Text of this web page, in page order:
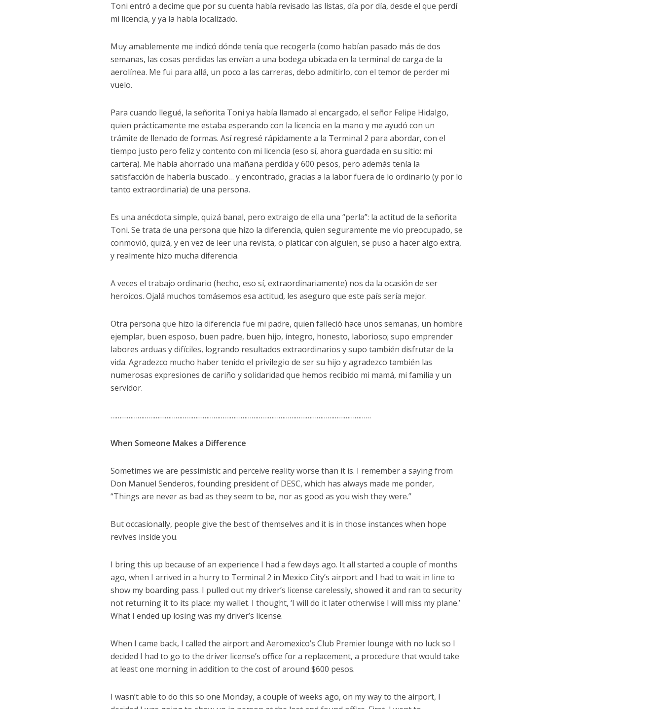
Toni entró a decime que por su cuenta había revisado las listas, día por día, desde el que perdí
mi licencia, y ya la había localizado.
Muy amablemente me indicó dónde tenía que recogerla (como habían pasado más de dos
semanas, las cosas perdidas las envían a una bodega ubicada en la terminal de carga de la
aerolínea. Me fui para allá, un poco a las carreras, debo admitirlo, con el temor de perder mi
vuelo.
Para cuando llegué, la señorita Toni ya había llamado al encargado, el señor Felipe Hidalgo,
quien prácticamente me estaba esperando con la licencia en la mano y me ayudó con un
trámite de llenado de formas. Así regresé rápidamente a la Terminal 2 para abordar, con el
tiempo justo pero feliz y contento con mi licencia (eso sí, ahora guardada en su sitio: mi
cartera). Me había ahorrado una mañana perdida y 600 pesos, pero además tenía la
satisfacción de haberla buscado… y encontrado, gracias a la labor fuera de lo ordinario (y por lo
tanto extraordinaria) de una persona.
Es una anécdota simple, quizá banal, pero extraigo de ella una “perla”: la actitud de la señorita
Toni. Se trata de una persona que hizo la diferencia, quien seguramente me vio preocupado, se
conmovió, quizá, y en vez de leer una revista, o platicar con alguien, se puso a hacer algo extra,
y realmente hizo mucha diferencia.
A veces el trabajo ordinario (hecho, eso sí, extraordinariamente) nos da la ocasión de ser
heroicos. Ojalá muchos tomásemos esa actitud, les aseguro que este país sería mejor.
Otra persona que hizo la diferencia fue mi padre, quien falleció hace unos semanas, un hombre
ejemplar, buen esposo, buen padre, buen hijo, íntegro, honesto, laborioso; supo emprender
labores arduas y difíciles, logrando resultados extraordinarios y supo también disfrutar de la
vida. Agradezco mucho haber tenido el privilegio de ser su hijo y agradezco también las
numerosas expresiones de cariño y solidaridad que hemos recibido mi mamá, mi familia y un
servidor.
………………………………………………………………………………………………………………………………
When Someone Makes a Difference
Sometimes we are pessimistic and perceive reality worse than it is. I remember a saying from
Don Manuel Senderos, founding president of DESC, which has always made me ponder,
“Things are never as bad as they seem to be, nor as good as you wish they were.”
But occasionally, people give the best of themselves and it is in those instances when hope
revives inside you.
I bring this up because of an experience I had a few days ago. It all started a couple of months
ago, when I arrived in a hurry to Terminal 2 in Mexico City’s airport and I had to wait in line to
show my boarding pass. I pulled out my driver’s license carelessly, showed it and ran to security
not returning it to its place: my wallet. I thought, ‘I will do it later otherwise I will miss my plane.’
What I ended up losing was my driver’s license.
When I came back, I called the airport and Aeromexico’s Club Premier lounge with no luck so I
decided I had to go to the driver license’s office for a replacement, a procedure that would take
at least one morning in addition to the cost of around $600 pesos.
I wasn’t able to do this so one Monday, a couple of weeks ago, on my way to the airport, I